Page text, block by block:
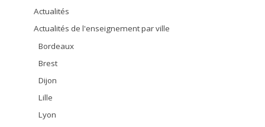
Actualités
Actualités de l'enseignement par ville
Bordeaux
Brest
Dijon
Lille
Lyon